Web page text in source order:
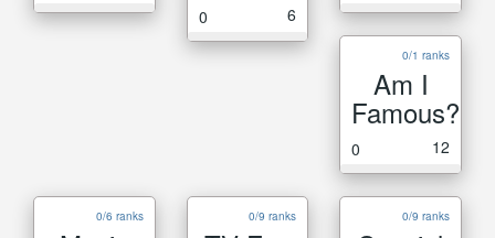
0 6
0/1 ranks
Am I
Famous?
0 12
0/6 ranks 0/9 ranks 0/9 ranks